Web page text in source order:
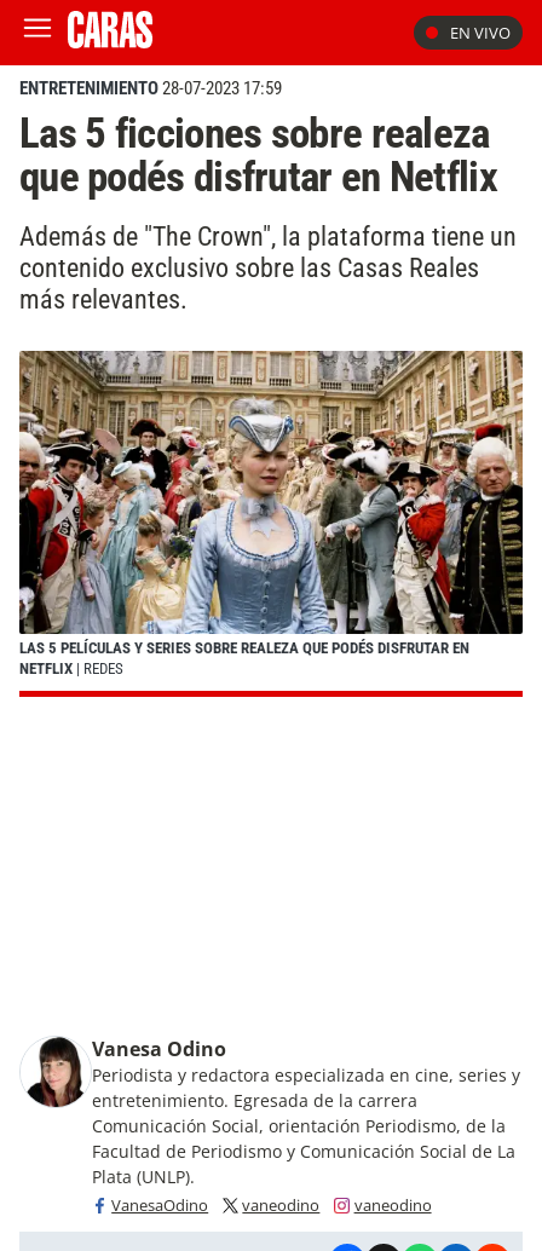
EN VIVO
ENTRETENIMIENTO28-07-2023 17:59
Las 5 ficciones sobre realeza
que podés disfrutar en Netflix
Además de "The Crown", la plataforma tiene un
contenido exclusivo sobre las Casas Reales
más relevantes.
LAS 5 PELÍCULAS Y SERIES SOBRE REALEZA QUE PODÉS DISFRUTAR EN
NETFLIX | REDES
Vanesa Odino
Periodista y redactora especializada en cine, series y
entretenimiento. Egresada de la carrera
Comunicación Social, orientación Periodismo, de la
Facultad de Periodismo y Comunicación Social de La
Plata (UNLP).
VanesaOdino vaneodino vaneodino